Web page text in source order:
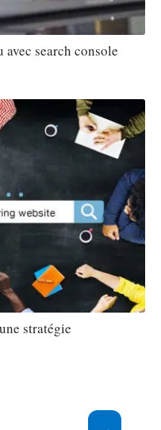
search console
stratégie